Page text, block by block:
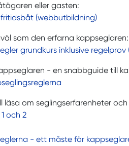
eller gasten:
(webbutbildning)
som den erfarna kappseglaren:
grundkurs inklusive
- en snabbguide till
läsa om seglingserfarenheter
och 2
- ett måste för